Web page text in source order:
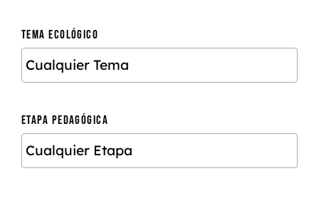
TEMA ECOLÓGICO
ETAPA PEDAGÓGICA